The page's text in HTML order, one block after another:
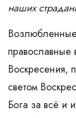
наших
Воскресения,
светом
Бога за всё и